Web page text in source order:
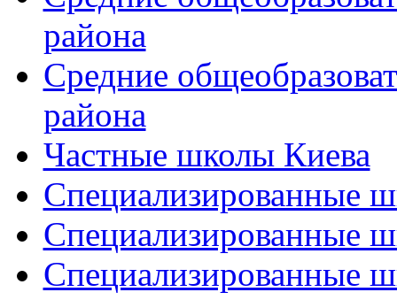
района
Средние
района
Частные школы Киева
Специализированные
Специализированные
Специализированные